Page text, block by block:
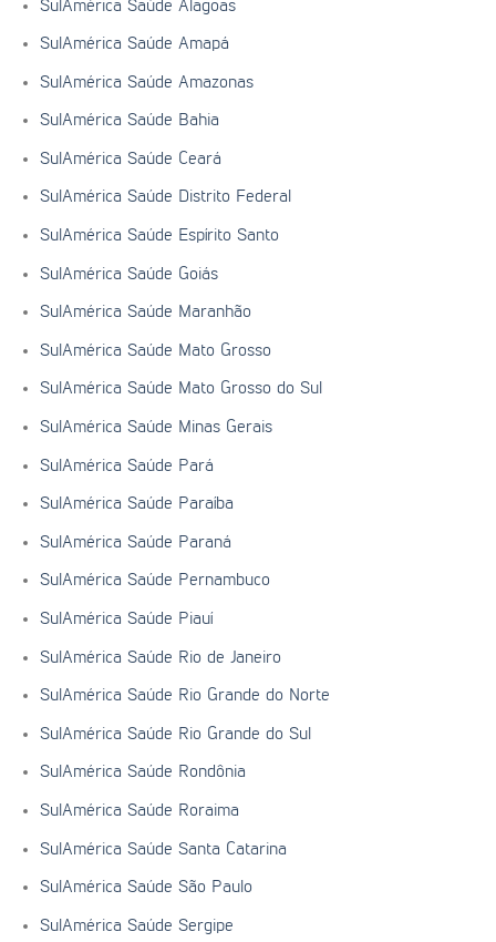
SulAmérica Saúde Alagoas
SulAmérica Saúde Amapá
SulAmérica Saúde Amazonas
SulAmérica Saúde Bahia
SulAmérica Saúde Ceará
SulAmérica Saúde Distrito Federal
SulAmérica Saúde Espírito Santo
SulAmérica Saúde Goiás
SulAmérica Saúde Maranhão
SulAmérica Saúde Mato Grosso
SulAmérica Saúde Mato Grosso do Sul
SulAmérica Saúde Minas Gerais
SulAmérica Saúde Pará
SulAmérica Saúde Paraíba
SulAmérica Saúde Paraná
SulAmérica Saúde Pernambuco
SulAmérica Saúde Piauí
SulAmérica Saúde Rio de Janeiro
SulAmérica Saúde Rio Grande do Norte
SulAmérica Saúde Rio Grande do Sul
SulAmérica Saúde Rondônia
SulAmérica Saúde Roraima
SulAmérica Saúde Santa Catarina
SulAmérica Saúde São Paulo
SulAmérica Saúde Sergipe